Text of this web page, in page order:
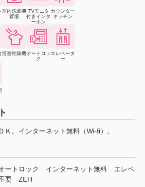
室内洗濯機
置場
TVモニタ
付きインタ
ーホン
カウンター
キッチン
浴室乾燥機オートロッ
ク
エレベータ
ー
Ｋ。インターネット無料（Wi-fi）。
ートロック インターネット無料
エレベ
要 ZEH